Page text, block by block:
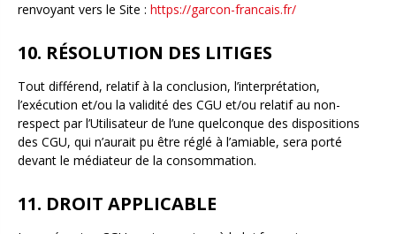
renvoyant vers le Site : https://garcon-francais.fr/
10. RÉSOLUTION DES LITIGES
Tout différend, relatif à la conclusion, l’interprétation,
l’exécution et/ou la validité des CGU et/ou relatif au non-
respect par l’Utilisateur de l’une quelconque des dispositions
des CGU, qui n’aurait pu être réglé à l’amiable, sera porté
devant le médiateur de la consommation.
11. DROIT APPLICABLE